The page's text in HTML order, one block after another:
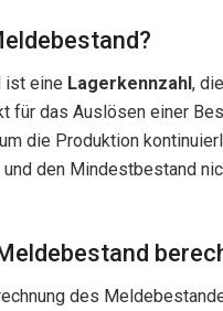
ist eine Lagerkennzahl ,
für das Auslösen einer
die Produktion
den Mindestbestand
des